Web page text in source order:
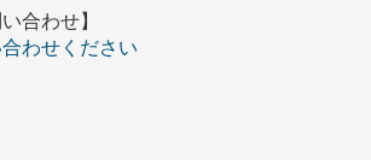
合わせ】
わせください